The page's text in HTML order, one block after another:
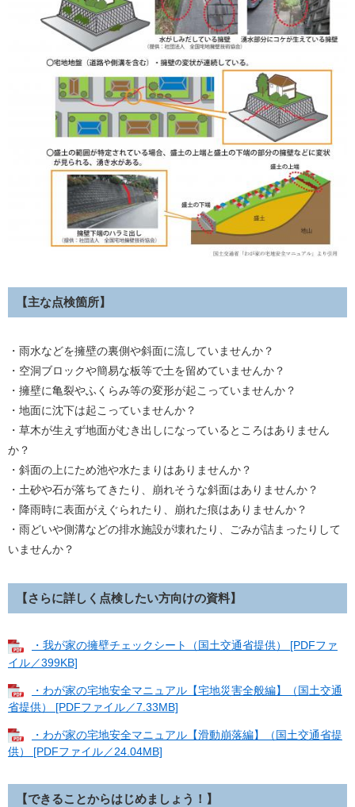
【主な点検箇所】
・雨水などを擁壁の裏側や斜面に流していませんか？
・空洞ブロックや簡易な板等で土を留めていませんか？
・擁壁に亀裂やふくらみ等の変形が起こっていませんか？
・地面に沈下は起こっていませんか？
・草木が生えず地面がむき出しになっているところはありません
か？
・斜面の上にため池や水たまりはありませんか？
・土砂や石が落ちてきたり、崩れそうな斜面はありませんか？
・降雨時に表面がえぐられたり、崩れた痕はありませんか？
・雨どいや側溝などの排水施設が壊れたり、ごみが詰まったりして
いませんか？
【さらに詳しく点検したい方向けの資料】
・我が家の擁壁チェックシート（国土交通省提供） [PDFファ
イル／399KB]
・わが家の宅地安全マニュアル【宅地災害全般編】（国土交通
省提供） [PDFファイル／7.33MB]
・わが家の宅地安全マニュアル【滑動崩落編】（国土交通省提
供） [PDFファイル／24.04MB]
【できることからはじめましょう！】